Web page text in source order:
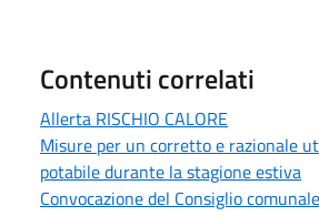
Contenuti correlati
Allerta RISCHIO CALORE
Misure per un corretto e razionale
potabile durante la stagione estiva
Convocazione del Consiglio comunale